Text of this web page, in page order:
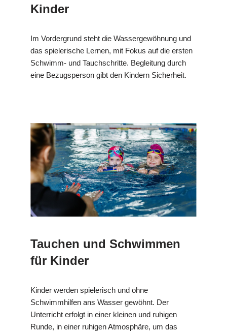
Kinder
Im Vordergrund steht die Wassergewöhnung und
das spielerische Lernen, mit Fokus auf die ersten
Schwimm- und Tauchschritte. Begleitung durch
eine Bezugsperson gibt den Kindern Sicherheit.
Tauchen und Schwimmen
für Kinder
Kinder werden spielerisch und ohne
Schwimmhilfen ans Wasser gewöhnt. Der
Unterricht erfolgt in einer kleinen und ruhigen
Runde, in einer ruhigen Atmosphäre, um das